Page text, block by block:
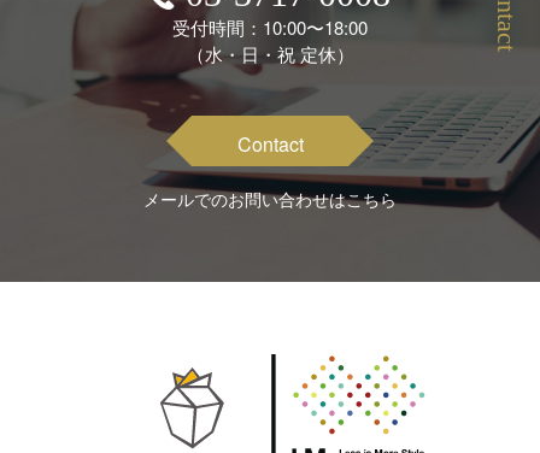
受付時間：10:00〜18:00
（水・日・祝 定休）
Contact
メールでのお問い合わせはこちら